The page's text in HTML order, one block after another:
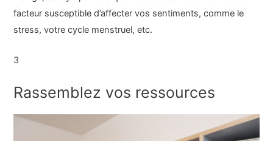
facteur susceptible d’affecter vos sentiments, comme le
stress, votre cycle menstruel, etc.
3
Rassemblez vos ressources